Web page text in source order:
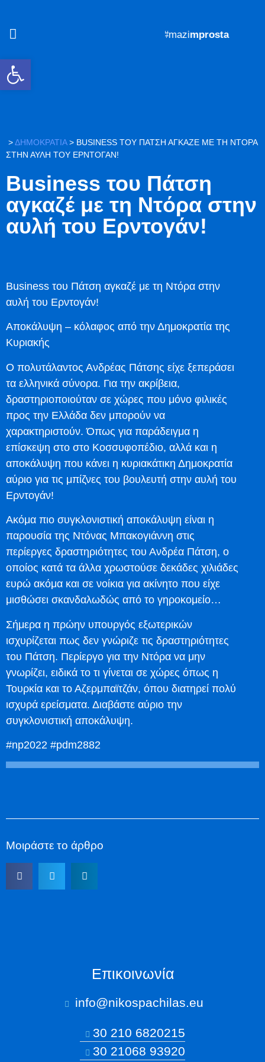
Ανοίξτε τη γραμμή εργαλείων
#mazimprosta
>ΔΗΜΟΚΡΑΤΙΑ> BUSINESS ΤΟΥ ΠΆΤΣΗ ΑΓΚΑΖΈ ΜΕ ΤΗ ΝΤΌΡΑ
ΣΤΗΝ ΑΥΛΉ ΤΟΥ ΕΡΝΤΟΓΆΝ!
Business του Πάτση
αγκαζέ με τη Ντόρα στην
αυλή του Ερντογάν!
Business του Πάτση αγκαζέ με τη Ντόρα στην
αυλή του Ερντογάν!
Αποκάλυψη – κόλαφος από την Δημοκρατία της
Κυριακής
Ο πολυτάλαντος Ανδρέας Πάτσης είχε ξεπεράσει
τα ελληνικά σύνορα. Για την ακρίβεια,
δραστηριοποιούταν σε χώρες που μόνο φιλικές
προς την Ελλάδα δεν μπορούν να
χαρακτηριστούν. Όπως για παράδειγμα η
επίσκεψη στο στο Κοσσυφοπέδιο, αλλά και η
αποκάλυψη που κάνει η κυριακάτικη Δημοκρατία
αύριο για τις μπίζνες του βουλευτή στην αυλή του
Ερντογάν!
Ακόμα πιο συγκλονιστική αποκάλυψη είναι η
παρουσία της Ντόνας Μπακογιάννη στις
περίεργες δραστηριότητες του Ανδρέα Πάτση, ο
οποίος κατά τα άλλα χρωστούσε δεκάδες χιλιάδες
ευρώ ακόμα και σε νοίκια για ακίνητο που είχε
μισθώσει σκανδαλωδώς από το γηροκομείο…
Σήμερα η πρώην υπουργός εξωτερικών
ισχυρίζεται πως δεν γνώριζε τις δραστηριότητες
του Πάτση. Περίεργο για την Ντόρα να μην
γνωρίζει, ειδικά το τι γίνεται σε χώρες όπως η
Τουρκία και το Αζερμπαϊτζάν, όπου διατηρεί πολύ
ισχυρά ερείσματα. Διαβάστε αύριο την
συγκλονιστική αποκάλυψη.
#np2022 #pdm2882
Μοιράστε το άρθρο
Επικοινωνία
info@nikospachilas.eu​
30 210 6820215
30 21068 93920